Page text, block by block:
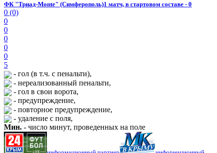
ФК "Триад-Monte" (Симферополь)1 матч, в стартовом составе - 0
0 (0)
0
0
0
0
0
5
- гол (в т.ч. с пенальти),
- нереализованный пенальти,
- гол в свои ворота,
- предупреждение,
- повторное предупреждение,
- удаление с поля,
Мин. - число минут, проведенных на поле